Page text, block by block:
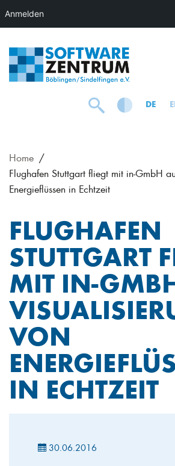
DE
Home
Flughafen Stuttgart fliegt mit in-GmbH
Energieflüssen in Echtzeit
FLUGHAFEN
STUTTGART
MIT IN-
VON
IN ECHTZEIT
30.06.2016
Anmelden